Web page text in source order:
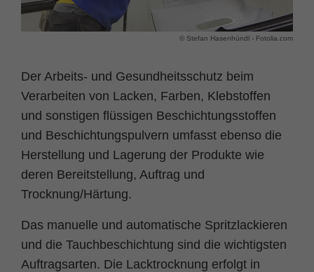
© Stefan Hasenhündl - Fotolia.com
Der Arbeits- und Gesundheitsschutz beim
Verarbeiten von Lacken, Farben, Klebstoffen
und sonstigen flüssigen Beschichtungsstoffen
und Beschichtungspulvern umfasst ebenso die
Herstellung und Lagerung der Produkte wie
deren Bereitstellung, Auftrag und
Trocknung/Härtung.
Das manuelle und automatische Spritzlackieren
und die Tauchbeschichtung sind die wichtigsten
Auftragsarten. Die Lacktrocknung erfolgt in
Name fe_typo_user
Laufzeit Session
Zweck
Dieses Cookie ist ein Standard-Session-
Cookie von TYPO3. Es speichert im Falle
eines Benutzer-Logins die Session ID
mithilfe derer der eingeloggte User
wiedererkannt wird, um ihm Zugang zu
geschützten Bereichen zu gewähren.
Name PHPSESSID
Cookie-Informationen